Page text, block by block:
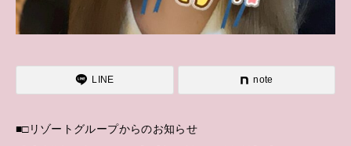
LINE note
■□リゾートグループからのお知らせ